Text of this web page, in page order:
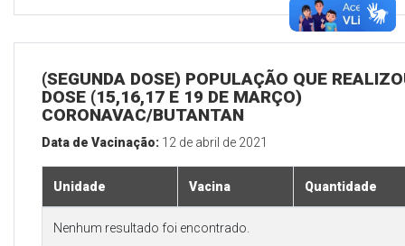
(SEGUNDA DOSE) POPULAÇÃO QUE
DOSE (15,16,17 E 19 DE MARÇO)
CORONAVAC/BUTANTAN
Data de Vacinação: 12 de abril de 2021
Unidade Vacina Quantidade
Nenhum resultado foi encontrado.